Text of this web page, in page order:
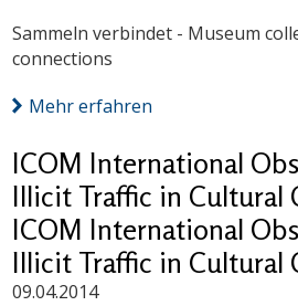
Sammeln verbindet - Museum
connections
Mehr erfahren
ICOM International
Illicit Traffic in Cultural
ICOM International
Illicit Traffic in Cultural
09.04.2014